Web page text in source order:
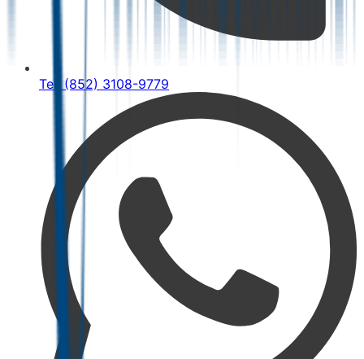
Tel: (852) 3108-9779